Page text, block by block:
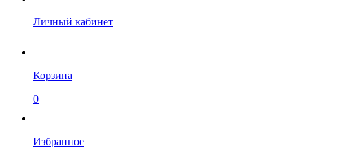
Личный кабинет
Корзина
0
Избранное